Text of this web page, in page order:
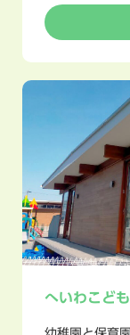
へいわこど